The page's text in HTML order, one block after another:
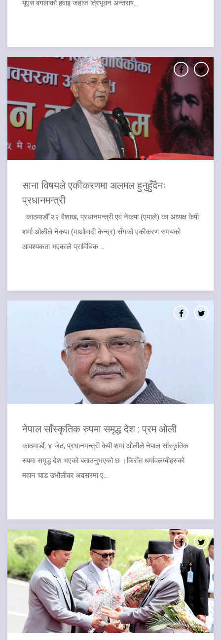
यूएस.बंगलाको हवाइ जहाज त्रिभूवन अन्तराष...
साना विषयले एकीकरणमा अलमल हुनुहुँदैनः
प्रधानमन्त्री
काठमाडौँ २२ वैशाख, प्रधानमन्त्री एवं नेकपा (एमाले) का अध्यक्ष केपी
शर्मा ओलीले नेकपा (माओवादी केन्द्र) सँगको एकीकरण समयको
आवश्यकता भएकाले प्राविधिक ...
नेपाल साँस्कृतिक रुपमा समृद्ध देश : प्रम ओली
काठमाडौं, ४ जेठ, प्रधानमन्त्री केपी शर्मा ओलीले नेपाल साँस्कृतिक
रुपमा समृद्ध देश भएको बताउनुभएको छ ।किराँत धर्मावलम्बीहरुको
महान चाड उभौलीका अवसरमा ए...